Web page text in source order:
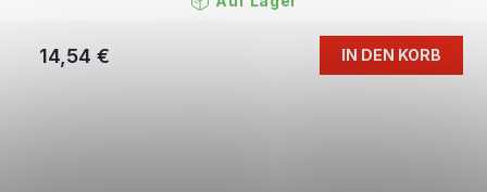
14,54 € IN DEN KORB